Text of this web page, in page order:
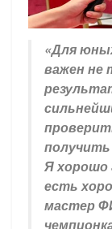
«Для
важен не
Я хорошо
есть
мастер